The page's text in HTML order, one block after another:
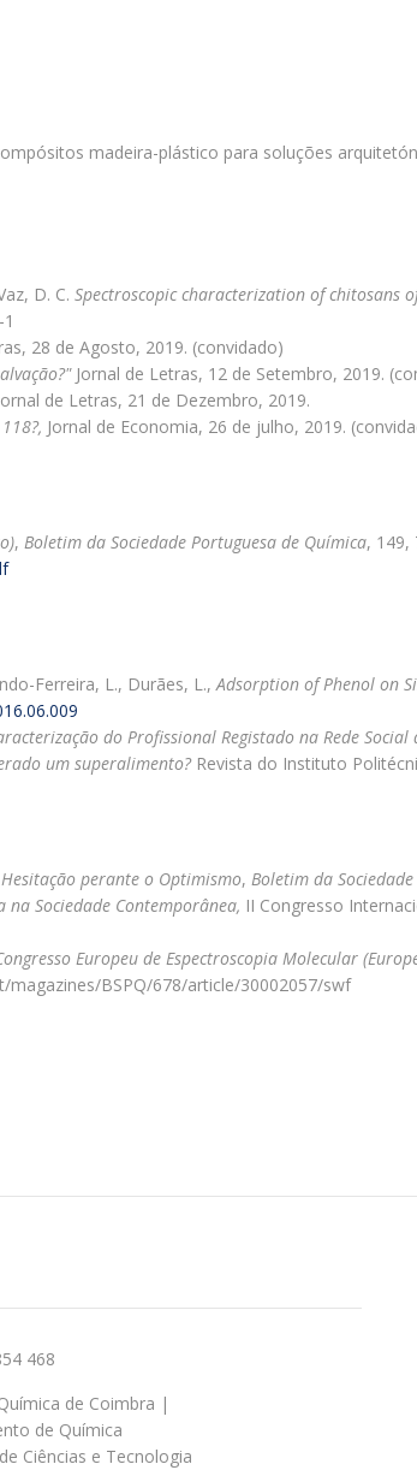
madeira-plástico para soluções
D. C. Spectroscopic characterization of chitosans
28 de Agosto, 2019. (convidado)
Jornal de Letras, 12 de Setembro, 2019.
de Letras, 21 de Dezembro, 2019.
Jornal de Economia, 26 de julho, 2019.
, Boletim da Sociedade Portuguesa de Química, 149,
Ferreira, L., Durães, L.,Adsorption of Phenol on
do Profissional Registado na Rede Social
um superalimento?Revista do Instituto
perante o Optimismo, Boletim da
Sociedade Contemporânea, II Congresso
Europeu de Espectroscopia Molecular
magazines/BSPQ/678/article/30002057/swf
468
de Coimbra |
de Química
Ciências e Tecnologia